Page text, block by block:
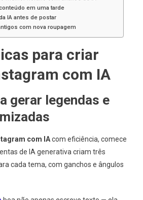
em uma tarde
IA antes de postar
com nova roupagem
para criar
com IA
gerar legendas e
com IAcom eficiência, comece
de IA generativa criam três
cada tema, com ganchos e ângulos